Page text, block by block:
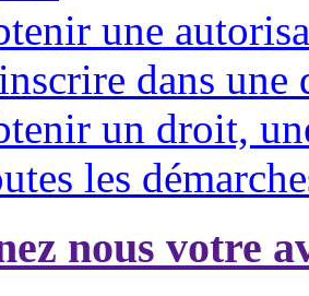
une
dans une
un droit,
les
nous votre